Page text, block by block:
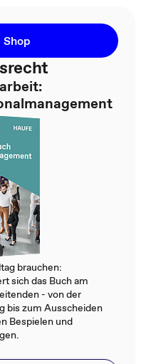
brauchen:
sich das Buch am
- von der
bis zum Ausscheiden
Bespielen und